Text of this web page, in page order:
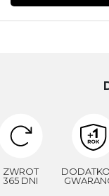
ZWROT
365 DNI